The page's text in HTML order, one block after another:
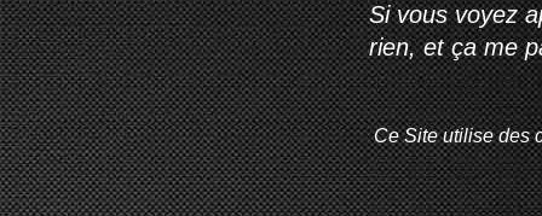
Si vous voyez
rien, et ça me
Ce Site utilise des